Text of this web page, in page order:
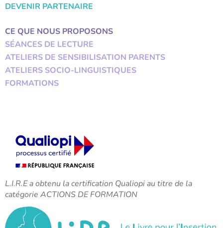
DEVENIR PARTENAIRE
CE QUE NOUS PROPOSONS
SÉANCES DE LECTURE
ATELIERS DE SENSIBILISATION PARENTS
ATELIERS SOCIO-LINGUISTIQUES
FORMATIONS
L.I.R.E a obtenu la certification Qualiopi au titre de la
catégorie ACTIONS DE FORMATION